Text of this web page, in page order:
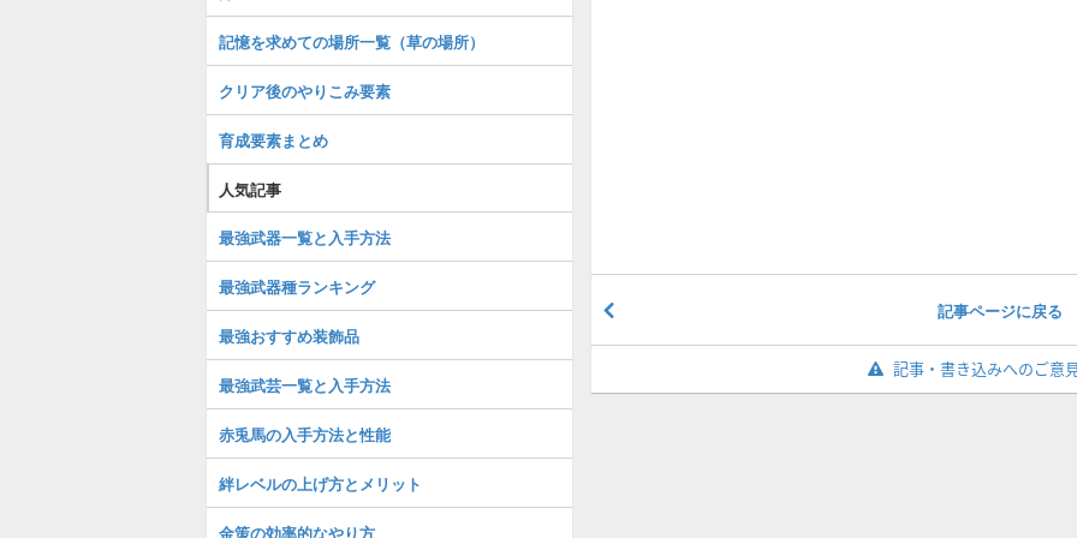
記事ページに戻る
記事・書き込みへのご意
記憶を求めての場所一覧（草の場所）
クリア後のやりこみ要素
育成要素まとめ
人気記事
最強武器一覧と入手方法
最強武器種ランキング
最強おすすめ装飾品
最強武芸一覧と入手方法
赤兎馬の入手方法と性能
絆レベルの上げ方とメリット
金策の効率的なやり方